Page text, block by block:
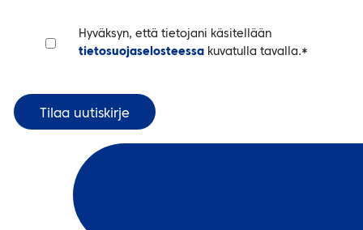
Hyväksyn, että tietojani käsitellään
tietosuojaselosteessa kuvatulla tavalla.*